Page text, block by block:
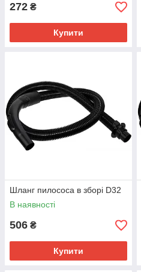
272 ₴
Купити
Шланг пилососа в зборі D32
В наявності
506 ₴
Купити